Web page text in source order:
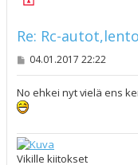
Re: Rc-
V
s
t
i
04.01.2017 22:22
No ehkei nyt vielä ens
Vikille kiitokset